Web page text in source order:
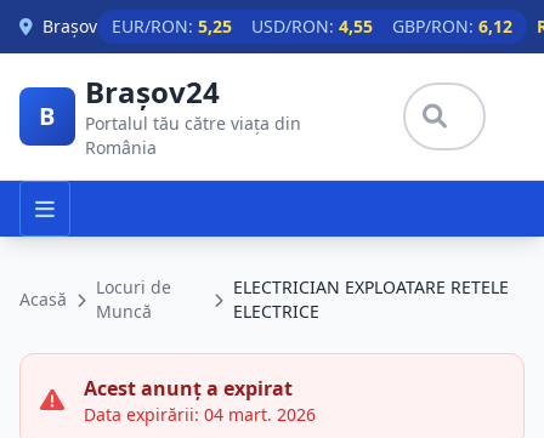
Skip to main content
Brașov EUR/RON: 5,25 USD/RON: 4,55 GBP/RON: 6,12
B
Brașov24
Portalul tău către viața din
România
Acasă
Locuri de
Muncă
ELECTRICIAN EXPLOATARE RETELE
ELECTRICE
Acest anunț a expirat
Data expirării: 04 mart. 2026